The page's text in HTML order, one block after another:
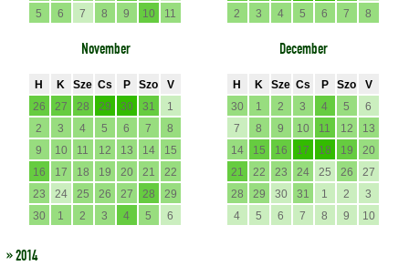
5
6 7 8 9 10 11
2
3 4 5 6 7 8
November
H K Sze Cs P Szo
V
26
27 28 29 30 31
1
2
3 4 5 6 7
8
9
10 11 12 13 14
15
16
17 18 19 20 21
22
23
24 25 26 27 28
29
30
1 2 3 4 5 6
December
H K Sze Cs P Szo
V
30
1 2 3 4 5
6
7
8 9 10 11 12
13
14
15 16 17 18 19
20
21
22 23 24 25 26
27
28
29 30 31 1 2
3
4
5 6 7 8 9 10
» 2014